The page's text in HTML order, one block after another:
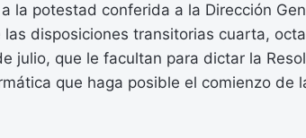
la potestad conferida a la Dirección
las disposiciones transitorias cuarta,
julio, que le facultan para dictar la
que haga posible el comienzo de